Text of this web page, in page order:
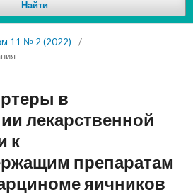
Найти
11 № 2 (2022)
/
в
лекарственной
к
препаратам
яичников